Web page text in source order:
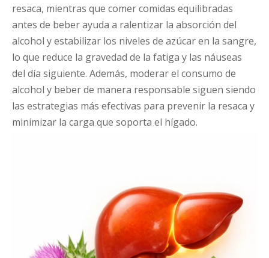
resaca, mientras que comer comidas equilibradas
antes de beber ayuda a ralentizar la absorción del
alcohol y estabilizar los niveles de azúcar en la sangre,
lo que reduce la gravedad de la fatiga y las náuseas
del día siguiente. Además, moderar el consumo de
alcohol y beber de manera responsable siguen siendo
las estrategias más efectivas para prevenir la resaca y
minimizar la carga que soporta el hígado.